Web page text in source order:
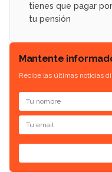
tienes que pagar
tu pensión
Mantente
Recibe las últimas noticias